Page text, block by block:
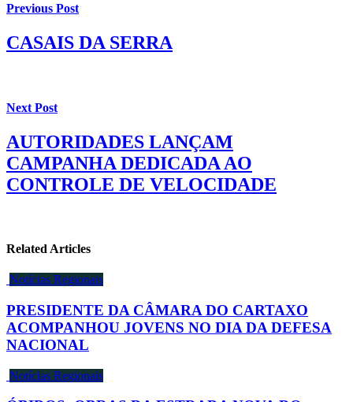
Previous Post
CASAIS DA SERRA
Next Post
AUTORIDADES LANÇAM
CAMPANHA DEDICADA AO
CONTROLE DE VELOCIDADE
Related Articles
Notícias Regionais
PRESIDENTE DA CÂMARA DO CARTAXO
ACOMPANHOU JOVENS NO DIA DA DEFESA
NACIONAL
Notícias Regionais